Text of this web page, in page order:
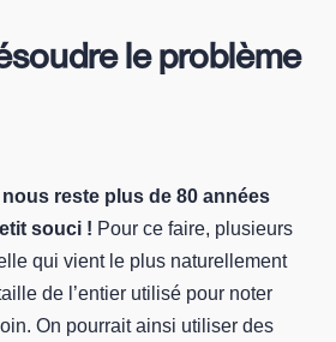
le problème
nous reste plus de 80 années
souci ! Pour ce faire, plusieurs
qui vient le plus naturellement
de l’entier utilisé pour noter
On pourrait ainsi utiliser des